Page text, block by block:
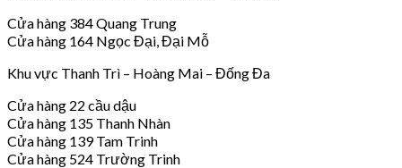
Cửa hàng 384 Quang Trung
Cửa hàng 164 Ngọc Đại, Đại Mỗ
Khu vực Thanh Trì – Hoàng Mai – Đống Đa
Cửa hàng 22 cầu dậu
Cửa hàng 135 Thanh Nhàn
Cửa hàng 139 Tam Trinh
Cửa hàng 524 Trường Trinh